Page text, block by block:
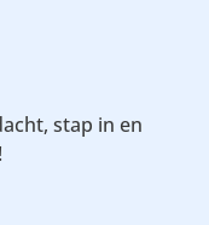
stap in en